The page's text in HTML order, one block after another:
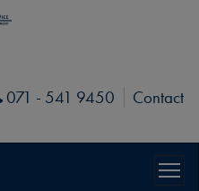
Phone
071 - 541 9450
Contact